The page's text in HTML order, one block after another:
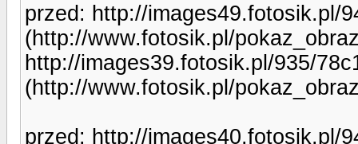
przed: http://images49.fotosik.pl/
(http://www.fotosik.pl/
http://images39.fotosik.pl/935/
(http://www.fotosik.pl/
przed: http://images40.fotosik.pl/